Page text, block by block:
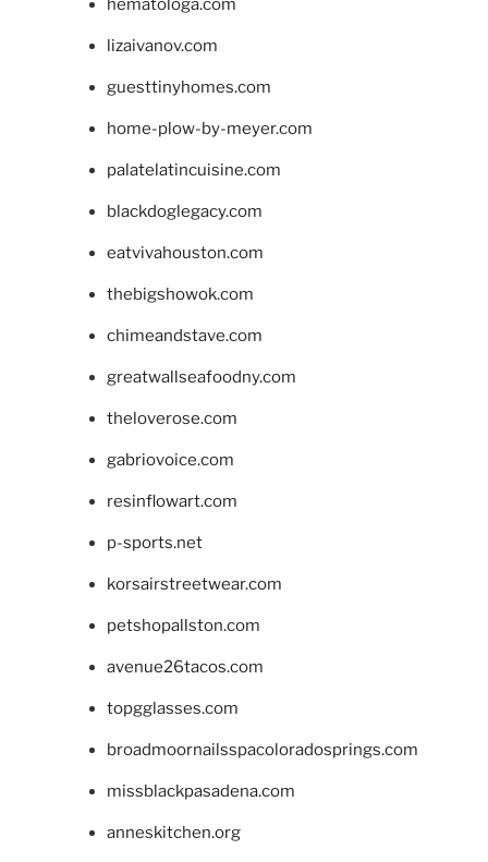
hematologa.com
lizaivanov.com
guesttinyhomes.com
home-plow-by-meyer.com
palatelatincuisine.com
blackdoglegacy.com
eatvivahouston.com
thebigshowok.com
chimeandstave.com
greatwallseafoodny.com
theloverose.com
gabriovoice.com
resinflowart.com
p-sports.net
korsairstreetwear.com
petshopallston.com
avenue26tacos.com
topgglasses.com
broadmoornailsspacoloradosprings.com
missblackpasadena.com
anneskitchen.org